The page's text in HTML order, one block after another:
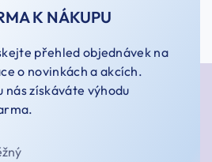
K NÁKUPU
přehled objednávek na
o novinkách a akcích.
nás získáváte výhodu